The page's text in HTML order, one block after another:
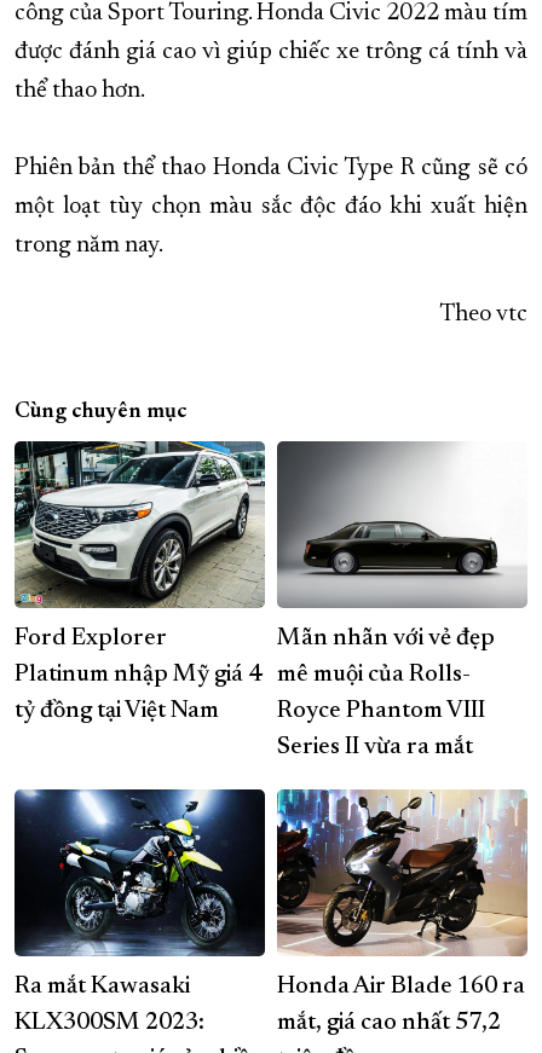
công của Sport Touring. Honda Civic 2022 màu tím
được đánh giá cao vì giúp chiếc xe trông cá tính và
thể thao hơn.
Phiên bản thể thao Honda Civic Type R cũng sẽ có
một loạt tùy chọn màu sắc độc đáo khi xuất hiện
trong năm nay.
Theo vtc
Cùng chuyên mục
Ford Explorer
Platinum nhập Mỹ giá 4
tỷ đồng tại Việt Nam
Mãn nhãn với vẻ đẹp
mê muội của Rolls-
Royce Phantom VIII
Series II vừa ra mắt
Ra mắt Kawasaki
KLX300SM 2023:
Honda Air Blade 160 ra
mắt, giá cao nhất 57,2